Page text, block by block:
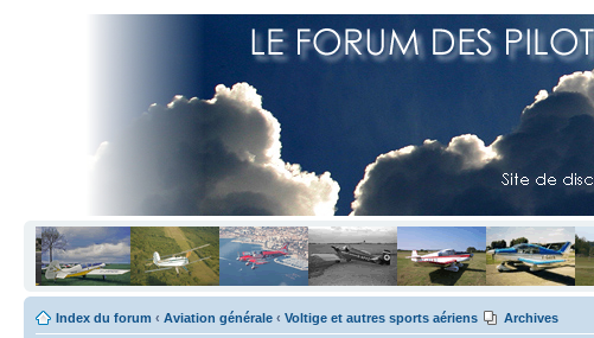
Index du forum ‹ Aviation générale ‹ Voltige et autres sports aériens Archives